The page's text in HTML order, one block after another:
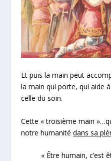
Et puis la main peut
la main qui porte, qui aide
celle du soin.
Cette « troisième main
notre humanitédans sa
« Être humain, c’est